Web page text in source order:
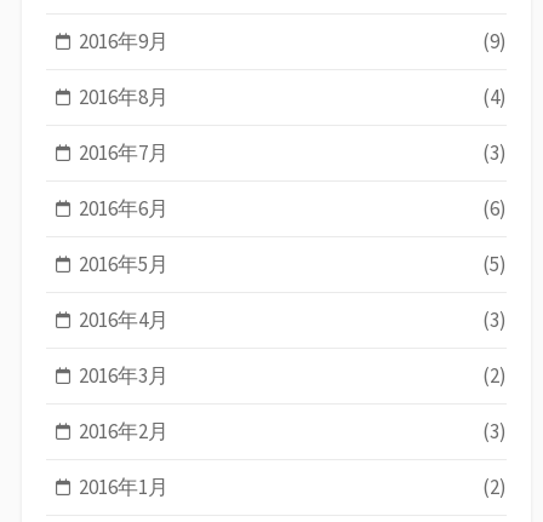
2016年9月 (9)
2016年8月 (4)
2016年7月 (3)
2016年6月 (6)
2016年5月 (5)
2016年4月 (3)
2016年3月 (2)
2016年2月 (3)
2016年1月 (2)